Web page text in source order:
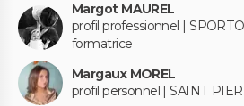
Margot MAUREL
profil professionnel |
formatrice
Margaux MOREL
profil personnel | SAINT